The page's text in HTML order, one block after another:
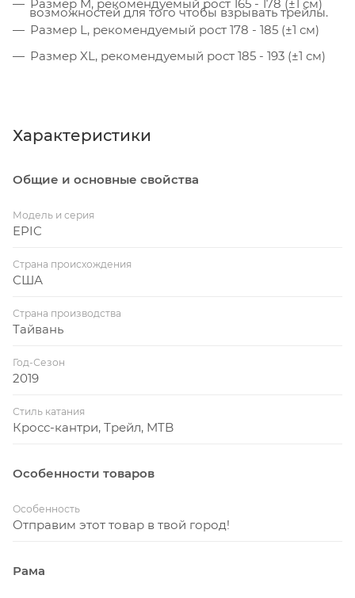
возможностей для того чтобы взрывать трейлы.
Размер M, рекомендуемый рост 165 - 178 (±1 см)
Размер L, рекомендуемый рост 178 - 185 (±1 см)
Размер XL, рекомендуемый рост 185 - 193 (±1 см)
Характеристики
Общие и основные свойства
Модель и серия
EPIC
Страна происхождения
США
Страна производства
Тайвань
Год-Сезон
2019
Стиль катания
Кросс-кантри, Трейл, MTB
Особенности товаров
Особенность
Отправим этот товар в твой город!
Рама